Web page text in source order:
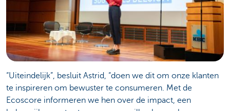
“Uiteindelijk”, besluit Astrid, “doen we dit om onze klanten
te inspireren om bewuster te consumeren. Met de
Ecoscore informeren we hen over de impact, een